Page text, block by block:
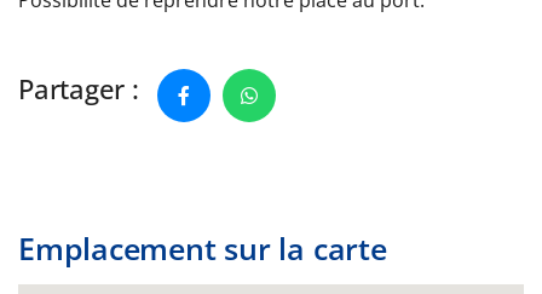
Partager :
Emplacement sur la carte